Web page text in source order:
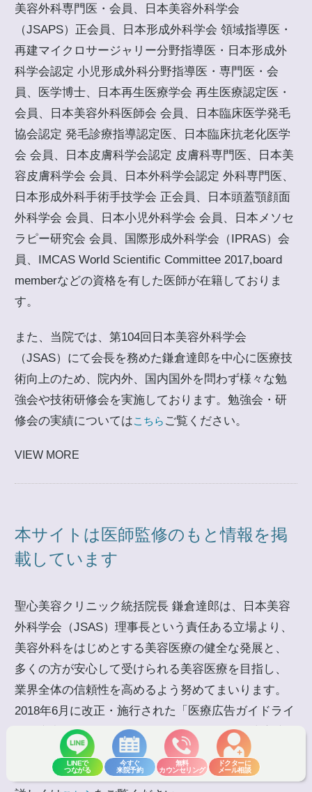
LINEで
つながる
今すぐ
来院予約
無料
カウンセリング
ドクターに
メール相談
美容外科専門医・会員、日本美容外科学会
（JSAPS）正会員、日本形成外科学会 領域指導医・
再建マイクロサージャリー分野指導医・日本形成外
科学会認定 小児形成外科分野指導医・専門医・会
員、医学博士、日本再生医療学会 再生医療認定医・
会員、日本美容外科医師会 会員、日本臨床医学発毛
協会認定 発毛診療指導認定医、日本臨床抗老化医学
会 会員、日本皮膚科学会認定 皮膚科専門医、日本美
容皮膚科学会 会員、日本外科学会認定 外科専門医、
日本形成外科手術手技学会 正会員、日本頭蓋顎顔面
外科学会 会員、日本小児外科学会 会員、日本メソセ
ラピー研究会 会員、国際形成外科学会（IPRAS）会
員、IMCAS World Scientific Committee 2017,board
memberなどの資格を有した医師が在籍しておりま
す。
また、当院では、第104回日本美容外科学会
（JSAS）にて会長を務めた鎌倉達郎を中心に医療技
術向上のため、院内外、国内国外を問わず様々な勉
強会や技術研修会を実施しております。勉強会・研
修会の実績についてはこちら ご覧ください。
VIEW MORE
本サイトは医師監修のもと情報を掲
載しています
聖心美容クリニック統括院長 鎌倉達郎は、日本美容
外科学会（JSAS）理事長という責任ある立場より、
美容外科をはじめとする美容医療の健全な発展と、
多くの方が安心して受けられる美容医療を目指し、
業界全体の信頼性を高めるよう努めてまいります。
2018年6月に改正・施行された「医療広告ガイドライ
ン」遵守し、当ページは医師免許を持った聖心美容
クリニックの医師監修のもと情報を掲載していま
す。医療広告ガイドラインの運用や方針について、